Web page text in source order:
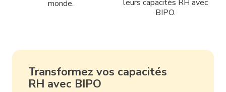
monde.
leurs capacités RH avec
BIPO.
Transformez vos capacités
RH avec BIPO